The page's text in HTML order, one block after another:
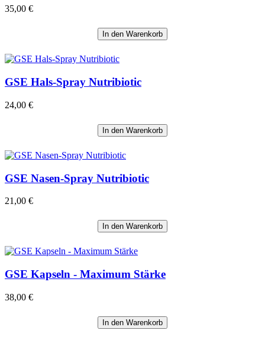
35,00 €
In den Warenkorb
GSE Hals-Spray Nutribiotic
24,00 €
In den Warenkorb
GSE Nasen-Spray Nutribiotic
21,00 €
In den Warenkorb
GSE Kapseln - Maximum Stärke
38,00 €
In den Warenkorb